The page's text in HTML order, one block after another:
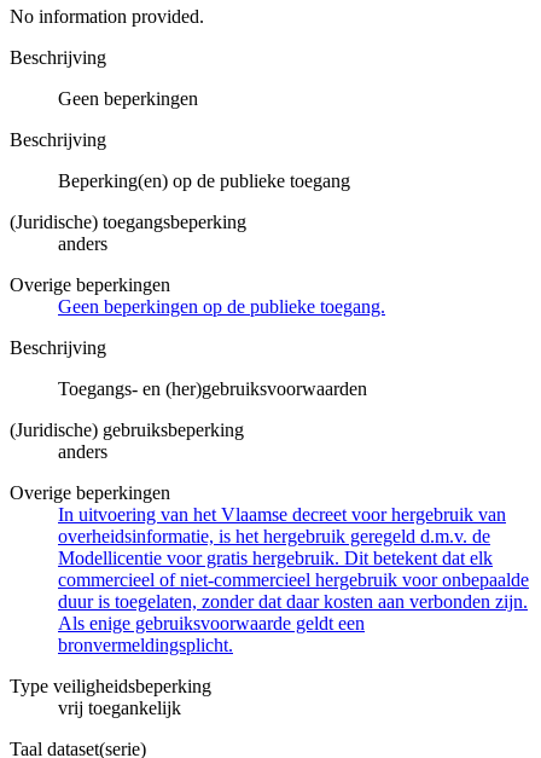
No information provided.
Beschrijving
Geen beperkingen
Beschrijving
Beperking(en) op de publieke toegang
(Juridische) toegangsbeperking
anders
Overige beperkingen
Geen beperkingen op de publieke toegang.
Beschrijving
Toegangs- en (her)gebruiksvoorwaarden
(Juridische) gebruiksbeperking
anders
Overige beperkingen
In uitvoering van het Vlaamse decreet voor hergebruik van
overheidsinformatie, is het hergebruik geregeld d.m.v. de
Modellicentie voor gratis hergebruik. Dit betekent dat elk
commercieel of niet-commercieel hergebruik voor onbepaalde
duur is toegelaten, zonder dat daar kosten aan verbonden zijn.
Als enige gebruiksvoorwaarde geldt een
bronvermeldingsplicht.
Type veiligheidsbeperking
vrij toegankelijk
Taal dataset(serie)